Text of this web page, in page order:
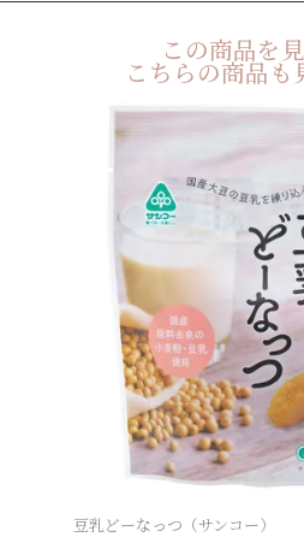
この商品を
こちらの商品も
豆乳どーなっつ（サンコー）